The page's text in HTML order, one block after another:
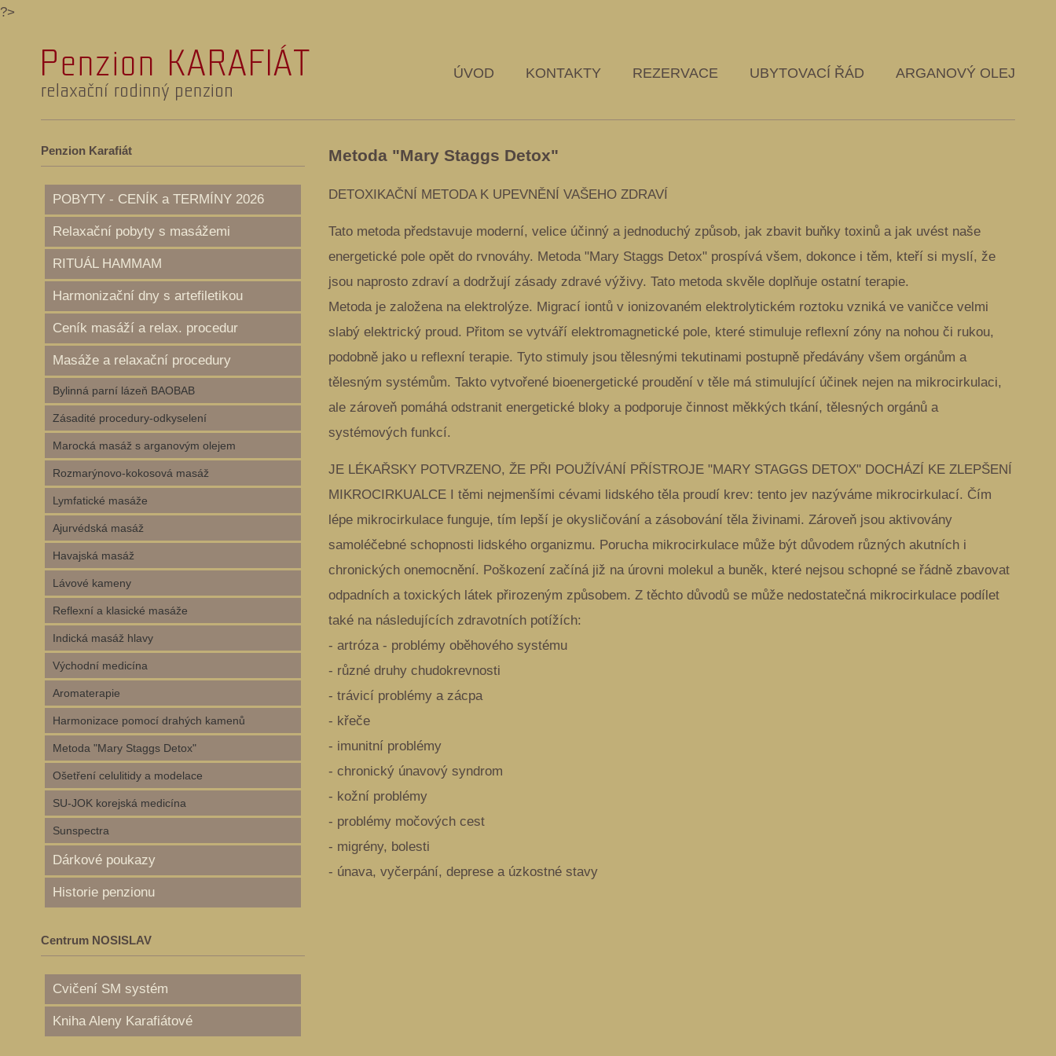
?>
ÚVOD KONTAKTY REZERVACE UBYTOVACÍ ŘÁD ARGANOVÝ OLEJ
Penzion Karafiát
POBYTY - CENÍK a TERMÍNY 2026
Relaxační pobyty s masážemi
RITUÁL HAMMAM
Harmonizační dny s artefiletikou
Ceník masáží a relax. procedur
Masáže a relaxační procedury
Bylinná parní lázeň BAOBAB
Zásadité procedury-odkyselení
Marocká masáž s arganovým olejem
Rozmarýnovo-kokosová masáž
Lymfatické masáže
Ajurvédská masáž
Havajská masáž
Lávové kameny
Reflexní a klasické masáže
Indická masáž hlavy
Východní medicína
Aromaterapie
Harmonizace pomocí drahých kamenů
Metoda "Mary Staggs Detox"
Ošetření celulitidy a modelace
SU-JOK korejská medicína
Sunspectra
Dárkové poukazy
Historie penzionu
Centrum NOSISLAV
Cvičení SM systém
Kniha Aleny Karafiátové
Metoda "Mary Staggs Detox"
DETOXIKAČNÍ METODA K UPEVNĚNÍ VAŠEHO ZDRAVÍ
Tato metoda představuje moderní, velice účinný a jednoduchý způsob, jak zbavit buňky toxinů a jak uvést naše
energetické pole opět do rvnováhy. Metoda "Mary Staggs Detox" prospívá všem, dokonce i těm, kteří si myslí, že
jsou naprosto zdraví a dodržují zásady zdravé výživy. Tato metoda skvěle doplňuje ostatní terapie.
Metoda je založena na elektrolýze. Migrací iontů v ionizovaném elektrolytickém roztoku vzniká ve vaničce velmi
slabý elektrický proud. Přitom se vytváří elektromagnetické pole, které stimuluje reflexní zóny na nohou či rukou,
podobně jako u reflexní terapie. Tyto stimuly jsou tělesnými tekutinami postupně předávány všem orgánům a
tělesným systémům. Takto vytvořené bioenergetické proudění v těle má stimulující účinek nejen na mikrocirkulaci,
ale zároveň pomáhá odstranit energetické bloky a podporuje činnost měkkých tkání, tělesných orgánů a
systémových funkcí.
JE LÉKAŘSKY POTVRZENO, ŽE PŘI POUŽÍVÁNÍ PŘÍSTROJE "MARY STAGGS DETOX" DOCHÁZÍ KE ZLEPŠENÍ
MIKROCIRKUALCE I těmi nejmenšími cévami lidského těla proudí krev: tento jev nazýváme mikrocirkulací. Čím
lépe mikrocirkulace funguje, tím lepší je okysličování a zásobování těla živinami. Zároveň jsou aktivovány
samoléčebné schopnosti lidského organizmu. Porucha mikrocirkulace může být důvodem různých akutních i
chronických onemocnění. Poškození začíná již na úrovni molekul a buněk, které nejsou schopné se řádně zbavovat
odpadních a toxických látek přirozeným způsobem. Z těchto důvodů se může nedostatečná mikrocirkulace podílet
také na následujících zdravotních potížích:
- artróza - problémy oběhového systému
- různé druhy chudokrevnosti
- trávicí problémy a zácpa
- křeče
- imunitní problémy
- chronický únavový syndrom
- kožní problémy
- problémy močových cest
- migrény, bolesti
- únava, vyčerpání, deprese a úzkostné stavy